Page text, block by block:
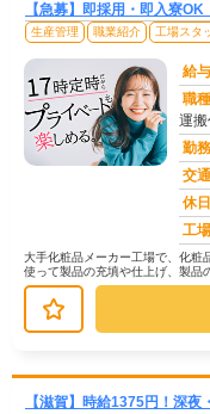
【急募】即採用・即入寮
生産管理 職業紹介 工場スタ
給
職
運
勤
交
休
工
大手化粧品メーカー工場で、化粧
使って製品の充填や仕上げ、製品
み立てや調整、分解といった作業
【滋賀】時給1375円！深